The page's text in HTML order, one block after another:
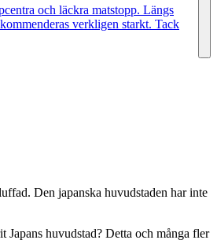
och läckra matstopp. Längs
verkligen starkt. Tack
Den japanska huvudstaden har inte
huvudstad? Detta och många fler